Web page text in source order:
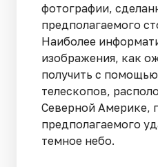
фотографии,
предполагаемого
Наиболее
изображения, как
получить с
телескопов,
Северной Америке,
предполагаемого
темное небо.